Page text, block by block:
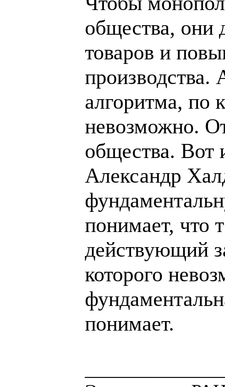
общества, они
товаров и
производства.
алгоритма, по
невозможно.
общества. Вот
Александр
понимает, что
действующий
которого
понимает.